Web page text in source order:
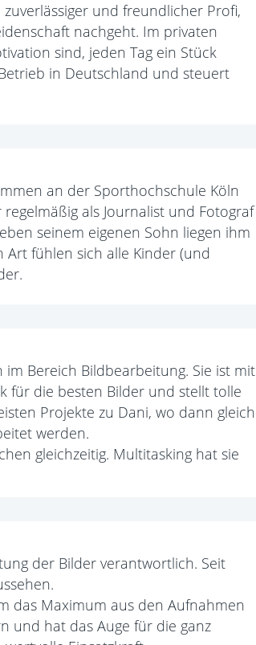
und freundlicher Profi,
nachgeht. Im privaten
sind, jeden Tag ein Stück
in Deutschland und steuert
an der Sporthochschule Köln
als Journalist und Fotograf
seinem eigenen Sohn liegen ihm
Art fühlen sich alle Kinder (und
Bereich Bildbearbeitung. Sie ist mit
für die besten Bilder und stellt tolle
Projekte zu Dani, wo dann gleich
werden.
gleichzeitig. Multitasking hat sie
der Bilder verantwortlich. Seit
das Maximum aus den Aufnahmen
und hat das Auge für die ganz